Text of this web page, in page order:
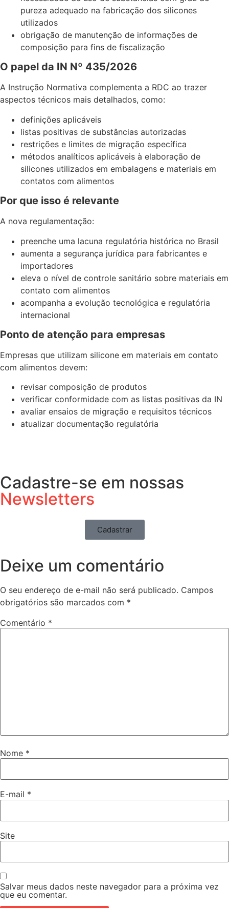
pureza adequado na fabricação dos silicones
utilizados
obrigação de manutenção de informações de
composição para fins de fiscalização
O papel da IN Nº 435/2026
A Instrução Normativa complementa a RDC ao trazer
aspectos técnicos mais detalhados, como:
definições aplicáveis
listas positivas de substâncias autorizadas
restrições e limites de migração específica
métodos analíticos aplicáveis à elaboração de
silicones utilizados em embalagens e materiais em
contatos com alimentos
Por que isso é relevante
A nova regulamentação:
preenche uma lacuna regulatória histórica no Brasil
aumenta a segurança jurídica para fabricantes e
importadores
eleva o nível de controle sanitário sobre materiais em
contato com alimentos
acompanha a evolução tecnológica e regulatória
internacional
Ponto de atenção para empresas
Empresas que utilizam silicone em materiais em contato
com alimentos devem:
revisar composição de produtos
verificar conformidade com as listas positivas da IN
avaliar ensaios de migração e requisitos técnicos
atualizar documentação regulatória
Cadastre-se em nossas
Newsletters
Cadastrar
Deixe um comentário
O seu endereço de e-mail não será publicado. Campos
obrigatórios são marcados com *
Comentário *
Nome *
E-mail *
Site
Salvar meus dados neste navegador para a próxima vez
que eu comentar.